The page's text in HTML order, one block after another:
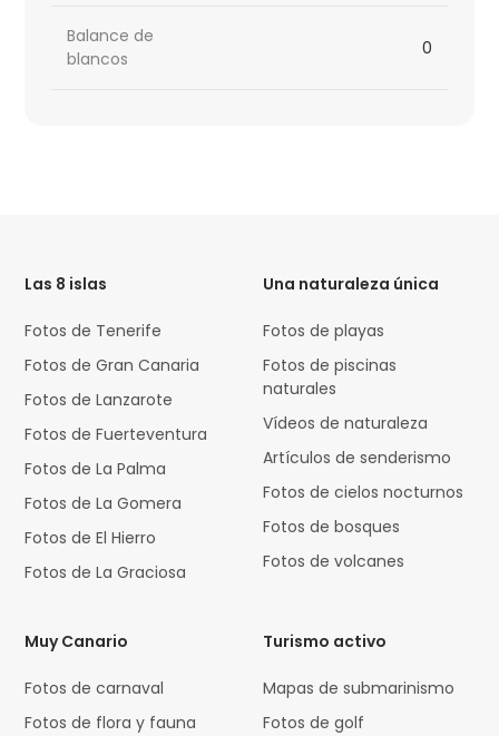
Balance de
blancos
0
Las 8 islas
Fotos de Tenerife
Fotos de Gran Canaria
Fotos de Lanzarote
Fotos de Fuerteventura
Fotos de La Palma
Fotos de La Gomera
Fotos de El Hierro
Fotos de La Graciosa
Una naturaleza única
Fotos de playas
Fotos de piscinas
naturales
Vídeos de naturaleza
Artículos de senderismo
Fotos de cielos nocturnos
Fotos de bosques
Fotos de volcanes
Muy Canario
Fotos de carnaval
Fotos de flora y fauna
Turismo activo
Mapas de submarinismo
Fotos de golf